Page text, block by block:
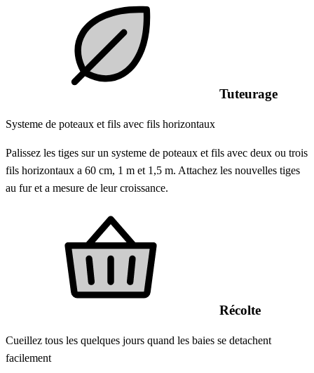
Tuteurage
Systeme de poteaux et fils avec fils horizontaux
Palissez les tiges sur un systeme de poteaux et fils avec deux ou trois
fils horizontaux a 60 cm, 1 m et 1,5 m. Attachez les nouvelles tiges
au fur et a mesure de leur croissance.
Récolte
Cueillez tous les quelques jours quand les baies se detachent
facilement